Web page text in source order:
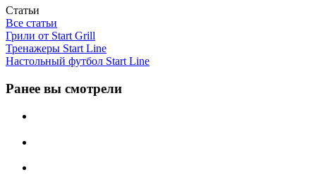
Статьи
Все статьи
Грили от Start Grill
Тренажеры Start Line
Настольный футбол Start Line
Ранее вы смотрели